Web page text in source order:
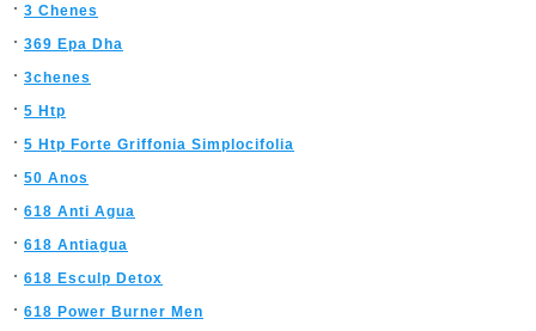
3 Chenes
369 Epa Dha
3chenes
5 Htp
5 Htp Forte Griffonia Simplocifolia
50 Anos
618 Anti Agua
618 Antiagua
618 Esculp Detox
618 Power Burner Men